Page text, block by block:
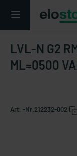
LVL-N G2
ML=0500
Art. -Nr. 212232-002